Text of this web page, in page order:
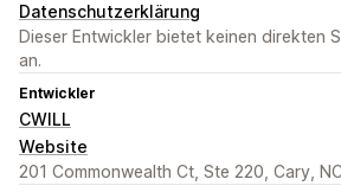
Datenschutzerklärung
Dieser Entwickler bietet keinen direkten
an.
Entwickler
CWILL
Website
201 Commonwealth Ct, Ste 220, Cary,